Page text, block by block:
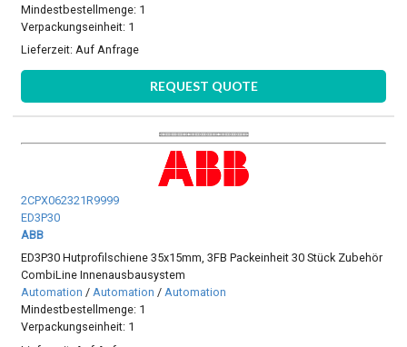
Mindestbestellmenge: 1
Verpackungseinheit: 1
Lieferzeit:Auf Anfrage
REQUEST QUOTE
2CPX062321R9999
ED3P30
ABB
ED3P30 Hutprofilschiene 35x15mm, 3FB Packeinheit 30 Stück Zubehör
CombiLine Innenausbausystem
Automation /Automation /Automation
Mindestbestellmenge: 1
Verpackungseinheit: 1